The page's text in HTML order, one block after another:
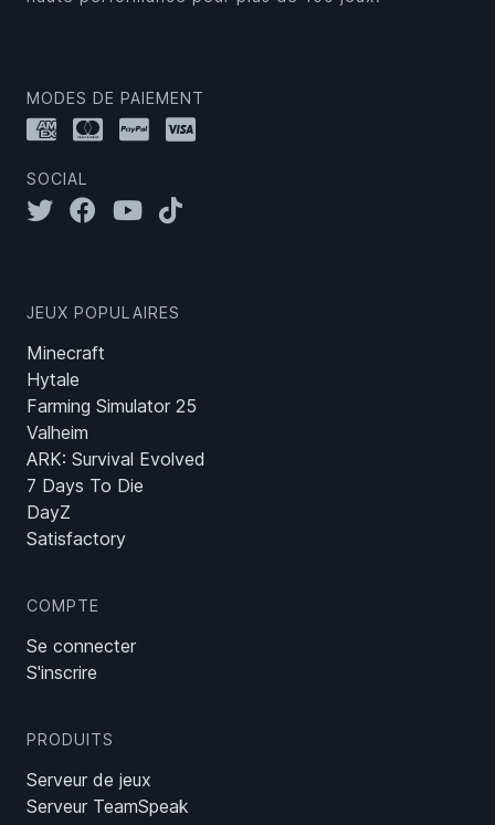
MODES DE PAIEMENT
SOCIAL
JEUX POPULAIRES
Minecraft
Hytale
Farming Simulator 25
Valheim
ARK: Survival Evolved
7 Days To Die
DayZ
Satisfactory
COMPTE
Se connecter
S'inscrire
PRODUITS
Serveur de jeux
Serveur TeamSpeak